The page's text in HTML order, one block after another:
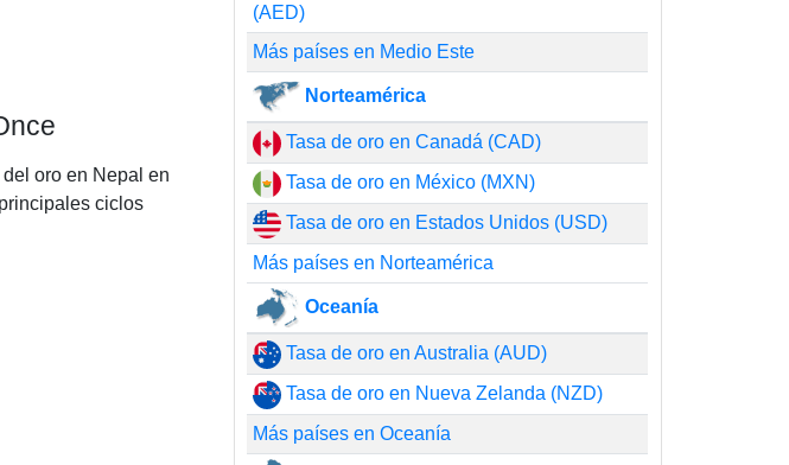
oro en Nepal en
ciclos
(AED)
Más países en Medio Este
Norteamérica
Tasa de oro en Canadá (CAD)
Tasa de oro en México (MXN)
Tasa de oro en Estados Unidos (USD)
Más países en Norteamérica
Oceanía
Tasa de oro en Australia (AUD)
Tasa de oro en Nueva Zelanda (NZD)
Más países en Oceanía